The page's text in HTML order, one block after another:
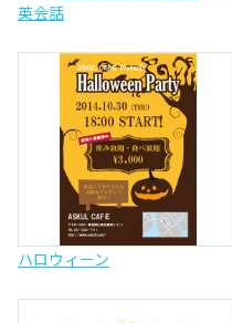
英会話
ハロウィーン